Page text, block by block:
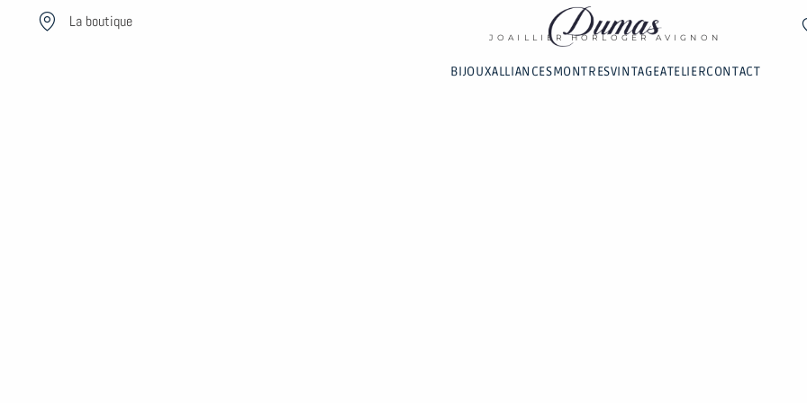
La boutique
DUMAS
JOAILLIER HORLOGER AVIGNON
BIJOUXALLIANCESMONTRESVINTAGEATELIERCONTACT